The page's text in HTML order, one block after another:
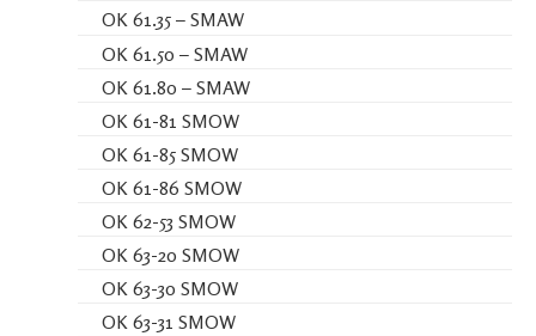
OK 61.35 – SMAW
OK 61.50 – SMAW
OK 61.80 – SMAW
OK 61-81 SMOW
OK 61-85 SMOW
OK 61-86 SMOW
OK 62-53 SMOW
OK 63-20 SMOW
OK 63-30 SMOW
OK 63-31 SMOW